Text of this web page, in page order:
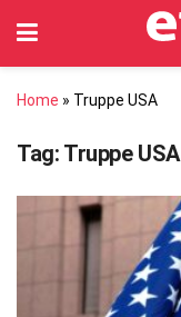
Home » Truppe USA
Tag: Truppe USA